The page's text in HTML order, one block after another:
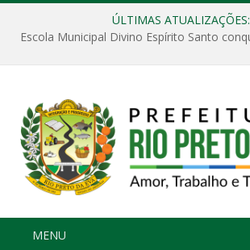
ÚLTIMAS ATUALIZAÇÕES:
MENU